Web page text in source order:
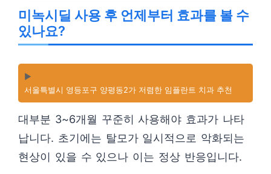
미녹시딜 사용 후 언제부터 효과를 볼 수
있나요?
▶️
서울특별시 영등포구 양평동2가 저렴한 임플란트 치과 추천
대부분 3~6개월 꾸준히 사용해야 효과가 나타
납니다. 초기에는 탈모가 일시적으로 악화되는
현상이 있을 수 있으나 이는 정상 반응입니다.